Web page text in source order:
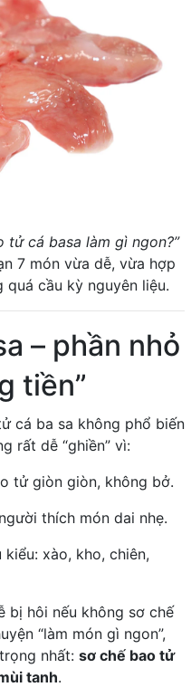
tử cá basa làm gì ngon?”
7 món vừa dễ, vừa hợp
cầu kỳ nguyên liệu.
– phần nhỏ
tiền”
cá ba sa không phổ biến
rất dễ “ghiền” vì:
tử giòn giòn, không bở.
thích món dai nhẹ.
xào, kho, chiên,
bị hôi nếu không sơ chế
“làm món gì ngon”,
nhất: sơ chế bao tử
tanh.